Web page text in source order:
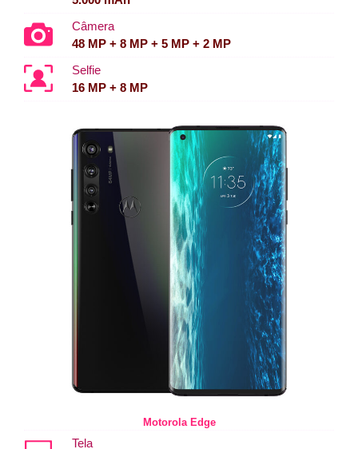
Câmera
48 MP + 8 MP + 5 MP + 2 MP
Selfie
16 MP + 8 MP
Motorola Edge
Tela